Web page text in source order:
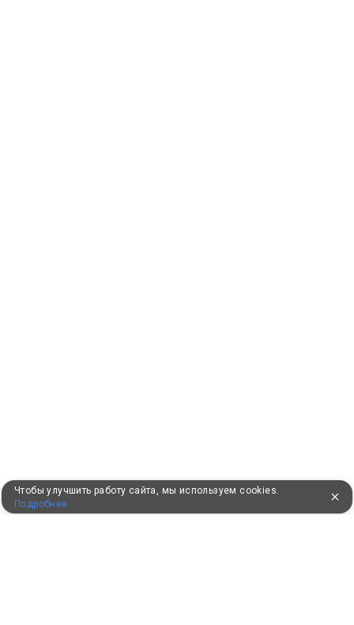
Чтобы улучшить работу сайта, мы используем cookies.
Подробнее